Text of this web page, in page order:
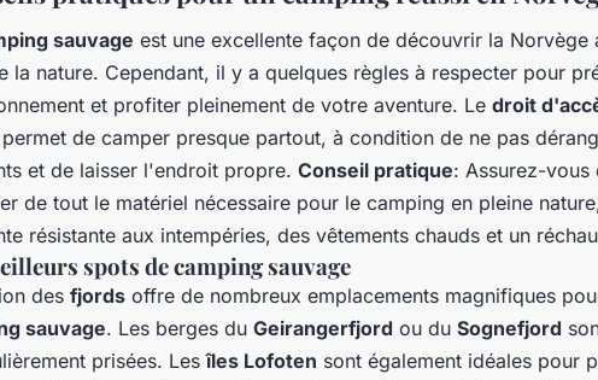
sauvage est une excellente façon de découvrir la Norvège
la nature. Cependant, il y a quelques règles à respecter pour
et profiter pleinement de votre aventure. Le droit
de camper presque partout, à condition de ne pas
et de laisser l'endroit propre. Conseil pratique: Assurez-vous
de tout le matériel nécessaire pour le camping en pleine
résistante aux intempéries, des vêtements chauds et un
spots de camping sauvage
des fjords offre de nombreux emplacements magnifiques
sauvage. Les berges du Geirangerfjord ou du Sognefjord
prisées. Lesîles Lofoten sont également idéales pour